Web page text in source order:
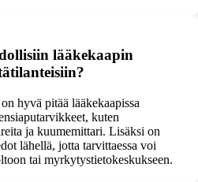
lääkekaapin
hyvä pitää lääkekaapissa
kuten
ja kuumemittari. Lisäksi on
lähellä, jotta tarvittaessa voi
tai myrkytystietokeskukseen.